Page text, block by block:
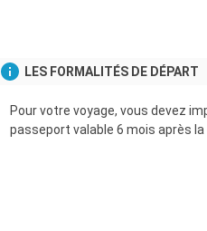
LES FORMALITÉS DE DÉPART
Pour votre voyage, vous devez
passeport valable 6 mois après la